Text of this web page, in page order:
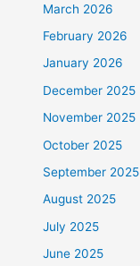
March 2026
February 2026
January 2026
December 2025
November 2025
October 2025
September 2025
August 2025
July 2025
June 2025